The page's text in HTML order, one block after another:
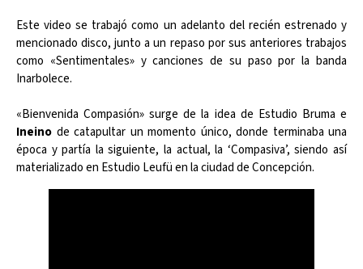
Este video se trabajó como un adelanto del recién estrenado y
mencionado disco, junto a un repaso por sus anteriores trabajos
como «Sentimentales» y canciones de su paso por la banda
Inarbolece.
«Bienvenida Compasión» surge de la idea de Estudio Bruma e
Ineino de catapultar un momento único, donde terminaba una
época y partía la siguiente, la actual, la ‘Compasiva’, siendo así
materializado en Estudio Leufü en la ciudad de Concepción.